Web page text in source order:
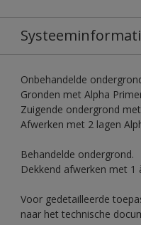
Onbehandelde
Gronden met Alpha
Zuigende ondergrond
Afwerken met 2 lagen
Behandelde ondergrond.
Dekkend afwerken met 1
Voor gedetailleerde
naar het technische